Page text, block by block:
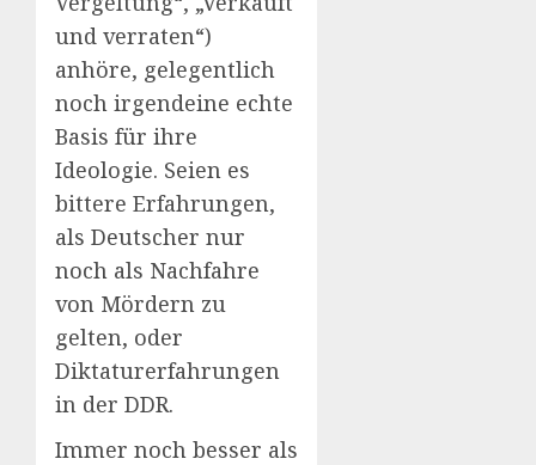
und verraten“)
anhöre, gelegentlich
noch irgendeine echte
Basis für ihre
Ideologie. Seien es
bittere Erfahrungen,
als Deutscher nur
noch als Nachfahre
von Mördern zu
gelten, oder
Diktaturerfahrungen
in der DDR.
Immer noch besser als